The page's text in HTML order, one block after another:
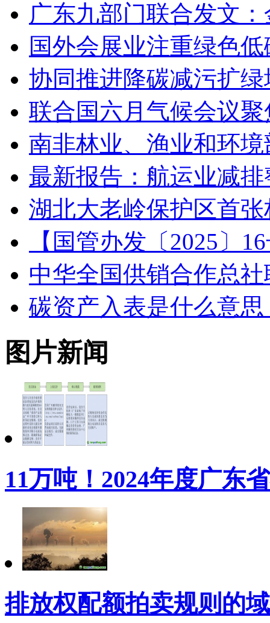
广东九部门联合发文
国外会展业注重绿色
协同推进降碳减污扩
联合国六月气候会议
南非林业、渔业和环
最新报告：航运业减
湖北大老岭保护区首
【国管办发〔2025〕
中华全国供销合作总
碳资产入表是什么意思
图片新闻
11万吨！2024年度广东
排放权配额拍卖规则的